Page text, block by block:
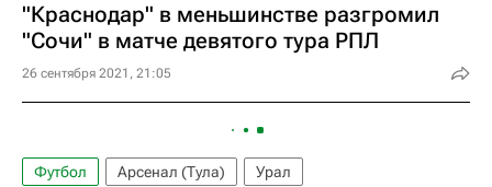
"Краснодар" в меньшинстве разгромил
"Сочи" в матче девятого тура РПЛ
26 сентября 2021, 21:05
Футбол Арсенал (Тула)
Урал